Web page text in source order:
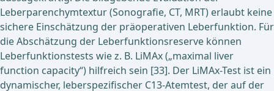
Leberparenchymtextur (Sonografie, CT, MRT) erlaubt keine
sichere Einschätzung der präoperativen Leberfunktion. Für
die Abschätzung der Leberfunktionsreserve können
Leberfunktionstests wie z. B. LiMAx („maximal liver
function capacity“) hilfreich sein [33]. Der LiMAx-Test ist ein
dynamischer, leberspezifischer C13-Atemtest, der auf der